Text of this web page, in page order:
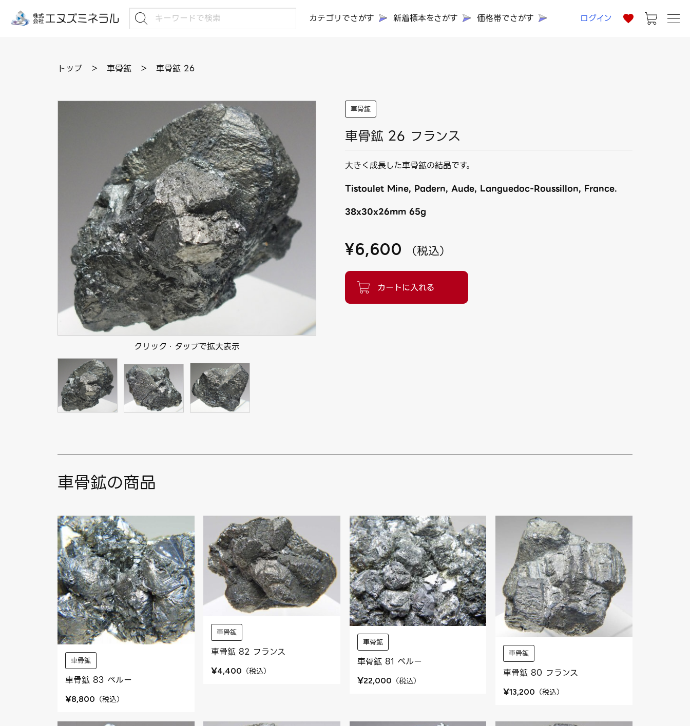
カテゴリでさがす 新着標本をさがす 価格帯でさがす ログイン
トップ ＞ 車骨鉱 ＞ 車骨鉱 26
クリック・タップで拡大表示
車骨鉱
車骨鉱 26 フランス
大きく成長した車骨鉱の結晶です。
Tistoulet Mine, Padern, Aude, Languedoc-Roussillon, France.
38x30x26mm 65g
¥6,600 （税込）
車骨鉱の商品
車骨鉱
車骨鉱 83 ペルー
¥8,800 （税込）
車骨鉱
車骨鉱 82 フランス
¥4,400 （税込）
車骨鉱
車骨鉱 81 ペルー
¥22,000 （税込）
車骨鉱
車骨鉱 80 フランス
¥13,200 （税込）